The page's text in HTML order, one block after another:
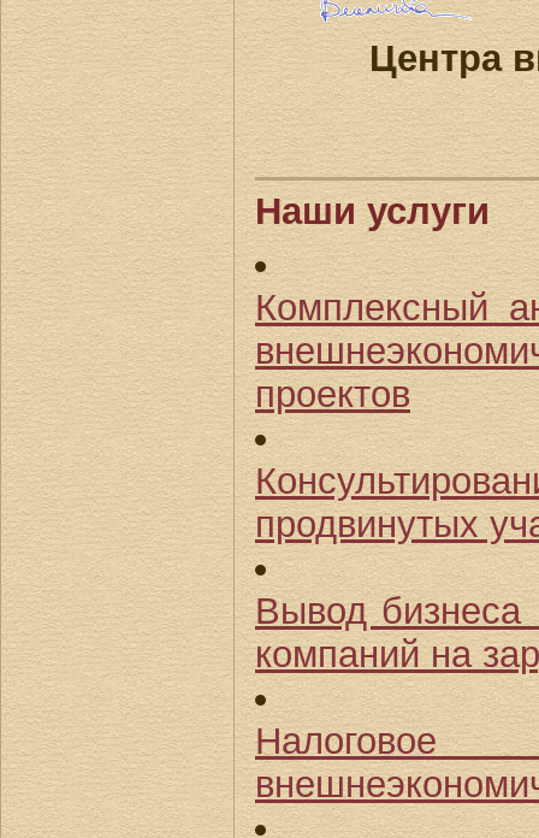
Центра
Наши услуги
Комплексный
проектов
продвинутых
Вывод бизнеса
компаний на